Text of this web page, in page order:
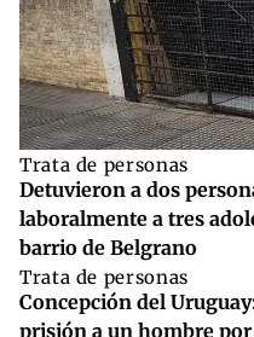
Trata de personas
Detuvieron a dos
laboralmente a tres
barrio de Belgrano
Trata de personas
Concepción del
prisión a un hombre